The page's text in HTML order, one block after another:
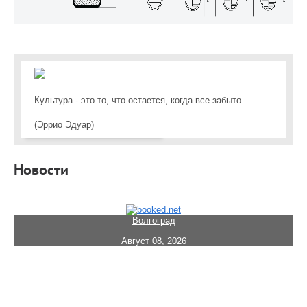
Культура - это то, что остается, когда все забыто.
(Эррио Эдуар)
Новости
Волгоград
Август 08, 2026